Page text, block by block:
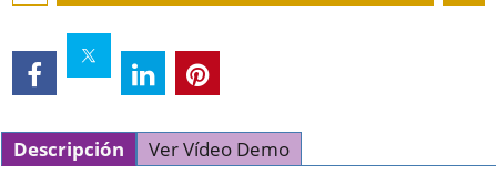
Descripción Ver Vídeo Demo